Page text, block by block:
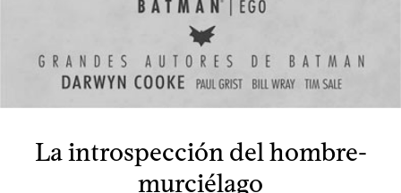
La introspección del hombre-
murciélago